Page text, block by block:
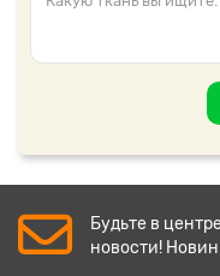
Будьте в
новости!